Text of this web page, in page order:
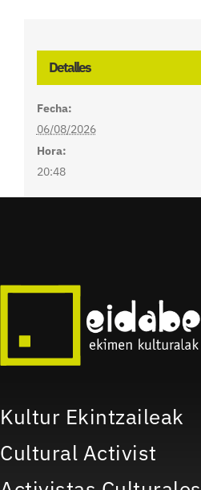
Detalles
Fecha:
06/08/2026
Hora:
20:48
Kultur Ekintzaileak
Cultural Activist